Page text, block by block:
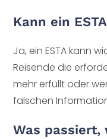
Kann ein
Ja, ein ESTA kann
Reisende die
mehr erfüllt oder
falschen
Was passiert,